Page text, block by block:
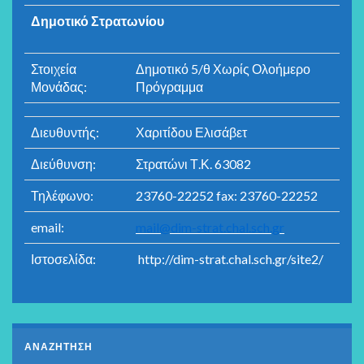
Δημοτικό Στρατωνίου
Στοιχεία
Μονάδας:
Δημοτικό 5/θ Χωρίς Ολοήμερο
Πρόγραμμα
Διευθυντής: Χαριτίδου Ελισάβετ
Διεύθυνση: Στρατώνι Τ.Κ. 63082
Τηλέφωνο: 23760-22252 fax: 23760-22252
email: mail@dim-strat.chal.sch.gr
Ιστοσελίδα: http://dim-strat.chal.sch.gr/site2/
ΑΝΑΖΗΤΗΣΗ